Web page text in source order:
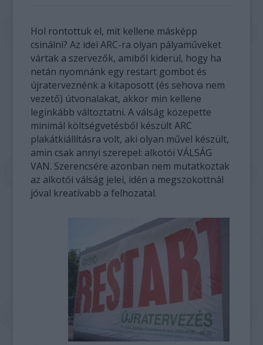
Hol rontottuk el, mit kellene másképp
csinálni? Az idei ARC-ra olyan pályaműveket
vártak a szervezők, amiből kiderül, hogy ha
netán nyomnánk egy restart gombot és
újraterveznénk a kitaposott (és sehova nem
vezető) útvonalakat, akkor min kellene
leginkább változtatni. A válság közepette
minimál költségvetésből készült ARC
plakátkiállításra volt, aki olyan művel készült,
amin csak annyi szerepel: alkotói VÁLSÁG
VAN. Szerencsére azonban nem mutatkoztak
az alkotói válság jelei, idén a megszokottnál
jóval kreatívabb a felhozatal.